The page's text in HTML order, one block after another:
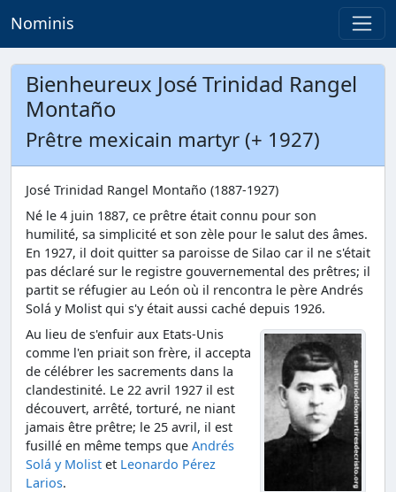
Nominis
Bienheureux José Trinidad Rangel
Montaño
Prêtre mexicain martyr (+ 1927)
José Trinidad Rangel Montaño (1887-1927)
Né le 4 juin 1887, ce prêtre était connu pour son
humilité, sa simplicité et son zèle pour le salut des âmes.
En 1927, il doit quitter sa paroisse de Silao car il ne s'était
pas déclaré sur le registre gouvernemental des prêtres; il
partit se réfugier au León où il rencontra le père Andrés
Solá y Molist qui s'y était aussi caché depuis 1926.
Au lieu de s'enfuir aux Etats-Unis
comme l'en priait son frère, il accepta
de célébrer les sacrements dans la
clandestinité. Le 22 avril 1927 il est
découvert, arrêté, torturé, ne niant
jamais être prêtre; le 25 avril, il est
fusillé en même temps que Andrés
Solá y Molist et Leonardo Pérez
Larios.